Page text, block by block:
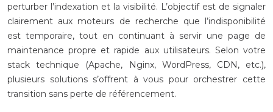
perturber l’indexation et la visibilité. L’objectif est de signaler
clairement aux moteurs de recherche que l’indisponibilité
est temporaire, tout en continuant à servir une page de
maintenance propre et rapide aux utilisateurs. Selon votre
stack technique (Apache, Nginx, WordPress, CDN, etc.),
plusieurs solutions s’offrent à vous pour orchestrer cette
transition sans perte de référencement.